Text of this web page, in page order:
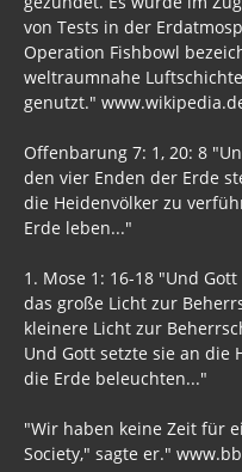
von Tests in der
Operation Fishbowl
weltraumnahe
genutzt."
Offenbarung 7: 1, 20: 8
den vier Enden der Erde
die Heidenvölker zu
Erde leben..."
1. Mose 1: 16-18 "Und
das große Licht zur
kleinere Licht zur
Und Gott setzte sie an die
die Erde beleuchten..."
"Wir haben keine Zeit für
Society," sagte er."